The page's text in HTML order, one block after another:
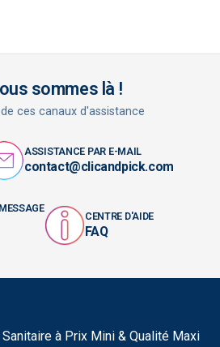
sommes là !
ces canaux d'assistance
ASSISTANCE PAR E-MAIL
contact@clicandpick.com
CENTRE D'AIDE
FAQ
à Prix Mini & Qualité Maxi